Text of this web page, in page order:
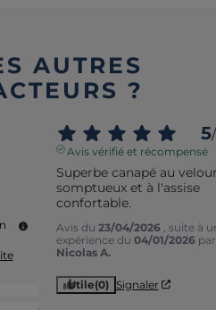
AUTRES
?
5/
Avis vérifié et récompensé
Superbe canapé au
somptueux et à l'assise
confortable.
Avis du 23/04/2026
, suite à
expérience du 04/01/2026 par
Nicolas A.
Utile(0) Signaler